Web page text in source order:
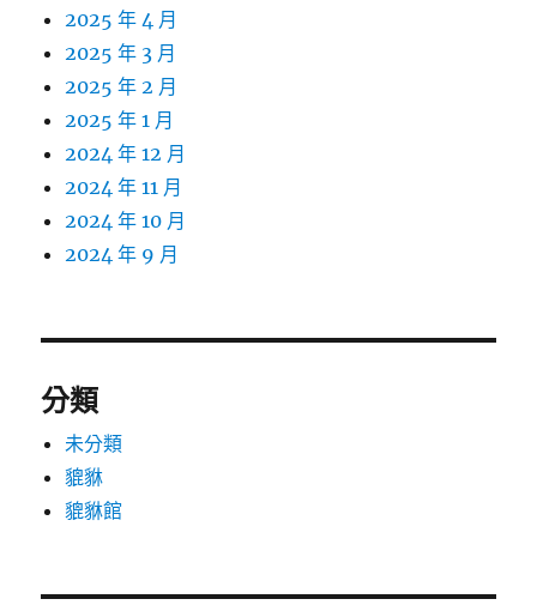
2025 年 4 月
2025 年 3 月
2025 年 2 月
2025 年 1 月
2024 年 12 月
2024 年 11 月
2024 年 10 月
2024 年 9 月
分類
未分類
貔貅
貔貅館